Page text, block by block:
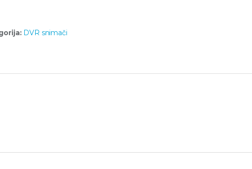
DVR snimači